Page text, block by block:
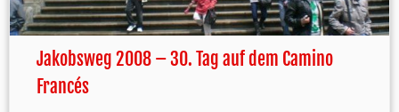
Jakobsweg 2008 – 30. Tag auf dem Camino
Francés